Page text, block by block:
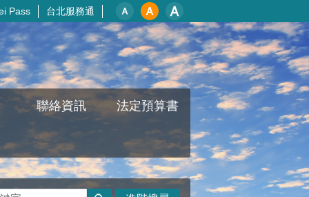
Pass 台北服務通
聯絡資訊 法定預算書